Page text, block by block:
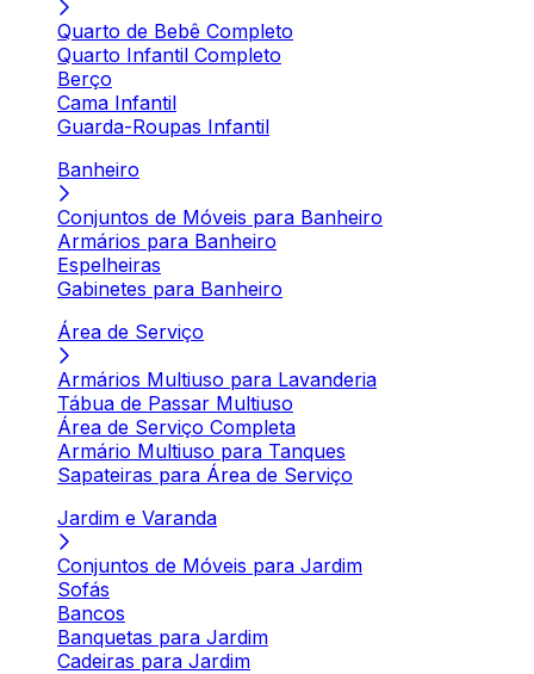
Quarto de Bebê Completo
Quarto Infantil Completo
Berço
Cama Infantil
Guarda-Roupas Infantil
Banheiro
Conjuntos de Móveis para Banheiro
Armários para Banheiro
Espelheiras
Gabinetes para Banheiro
Área de Serviço
Armários Multiuso para Lavanderia
Tábua de Passar Multiuso
Área de Serviço Completa
Armário Multiuso para Tanques
Sapateiras para Área de Serviço
Jardim e Varanda
Conjuntos de Móveis para Jardim
Sofás
Bancos
Banquetas para Jardim
Cadeiras para Jardim